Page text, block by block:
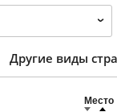
Другие виды
Место